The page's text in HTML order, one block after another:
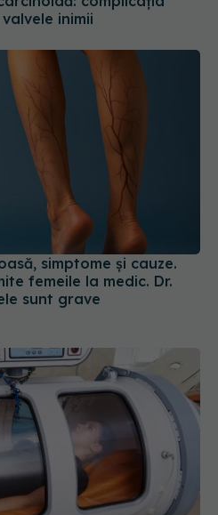
inimii
femeile la medic. Dr.
sunt grave